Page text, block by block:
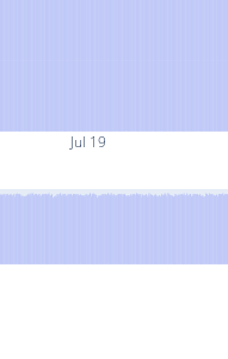
Jul 19